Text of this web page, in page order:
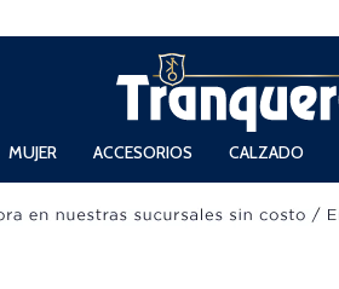
MUJER ACCESORIOS CALZADO